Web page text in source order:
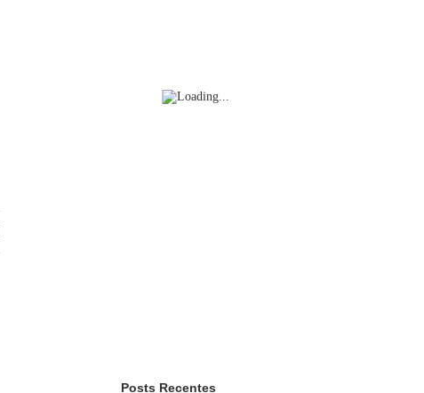
Posts Recentes